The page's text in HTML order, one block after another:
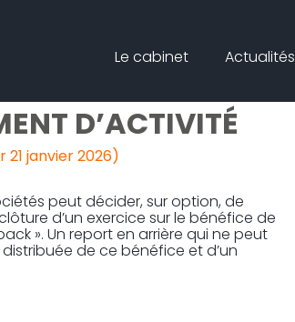
Le cabinet Actualités
DES DÉFICITS
D’ACTIVITÉ
21 janvier 2026)
peut décider, sur option, de
d’un exercice sur le bénéfice de
». Un report en arrière qui ne peut
de ce bénéfice et d’un